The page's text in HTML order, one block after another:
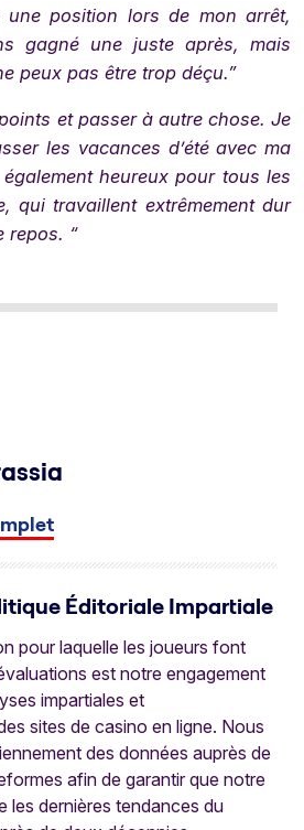
une position lors de mon arrêt,
gagné une juste après, mais
peux pas être trop déçu.”
et passer à autre chose. Je
les vacances d’été avec ma
heureux pour tous les
qui travaillent extrêmement dur
repos. “
Éditoriale Impartiale
pour laquelle les joueurs font
est notre engagement
impartiales et
sites de casino en ligne. Nous
des données auprès de
afin de garantir que notre
les dernières tendances du